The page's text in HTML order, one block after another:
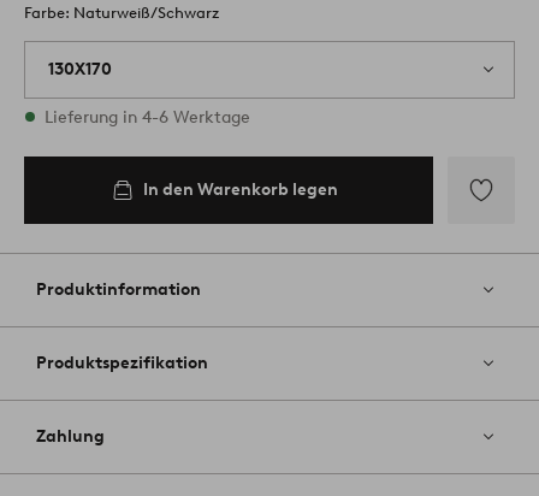
Farbe: Naturweiß/Schwarz
130X170
Vorrätig
Lieferung in 4-6 Werktage
In den Warenkorb legen
Favoriten
Produktinformation
Produktspezifikation
Zahlung